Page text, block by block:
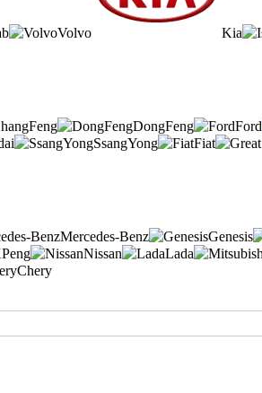
Volvo Kia
DongFeng Ford
SsangYong Fiat
Mercedes-Benz Genesis
Nissan Lada
Chery